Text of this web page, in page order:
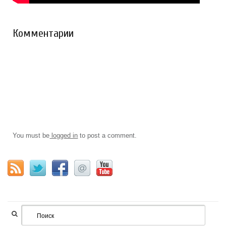
Комментарии
You must be logged in to post a comment.